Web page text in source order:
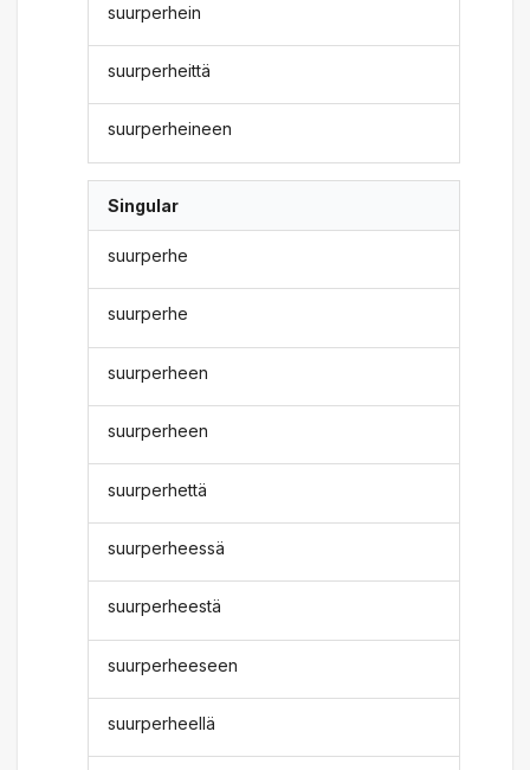
suurperhein
suurperheittä
suurperheineen
Singular
suurperhe
suurperhe
suurperheen
suurperheen
suurperhettä
suurperheessä
suurperheestä
suurperheeseen
suurperheellä